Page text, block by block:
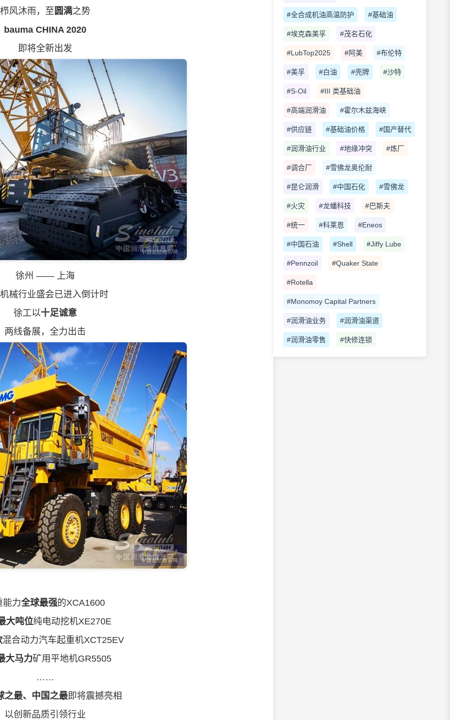
沐雨，至 圆满之势
bauma CHINA 2020
即将全新出发
州 —— 上海
行业盛会已进入倒计时
工以十足诚意
备展，全力出击
力全球最强的XCA1600
大吨位纯电动挖机XE270E
混合动力汽车起重机XCT25EV
大马力矿用平地机GR5505
……
之最、中国之最即将震撼亮相
新品质引领行业
#全合成机油高温防护 #基础油
#埃克森美孚 #茂名石化
#LubTop2025 #阿美 #布伦特
#美孚 #白油 #壳牌 #沙特
#S-Oil #III 类基础油
#高端润滑油 #霍尔木兹海峡
#供应链 #基础油价格 #国产替代
#润滑油行业 #地缘冲突 #炼厂
#调合厂 #雪佛龙奥伦耐
#昆仑润滑 #中国石化 #雪佛龙
#火灾 #龙蟠科技 #巴斯夫
#统一 #科莱恩 #Eneos
#中国石油 #Shell #Jiffy Lube
#Pennzoil #Quaker State
#Rotella
#Monomoy Capital Partners
#润滑油业务 #润滑油渠道
#润滑油零售 #快修连锁